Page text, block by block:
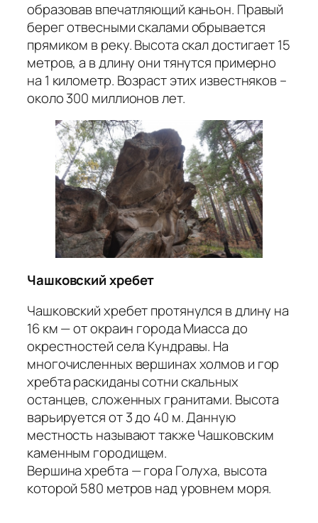
образовав впечатляющий каньон. Правый
берег отвесными скалами обрывается
прямиком в реку. Высота скал достигает 15
метров, а в длину они тянутся примерно
на 1 километр. Возраст этих известняков –
около 300 миллионов лет.
Чашковскийхребет
Чашковский хребет протянулся в длину на
16 км — от окраин города Миасса до
окрестностей села Кундравы. На
многочисленных вершинах холмов и гор
хребта раскиданы сотни скальных
останцев, сложенных гранитами. Высота
варьируется от 3 до 40 м. Данную
местность называют также Чашковским
каменным городищем.
Вершина хребта — гора Голуха, высота
которой 580 метров над уровнем моря.